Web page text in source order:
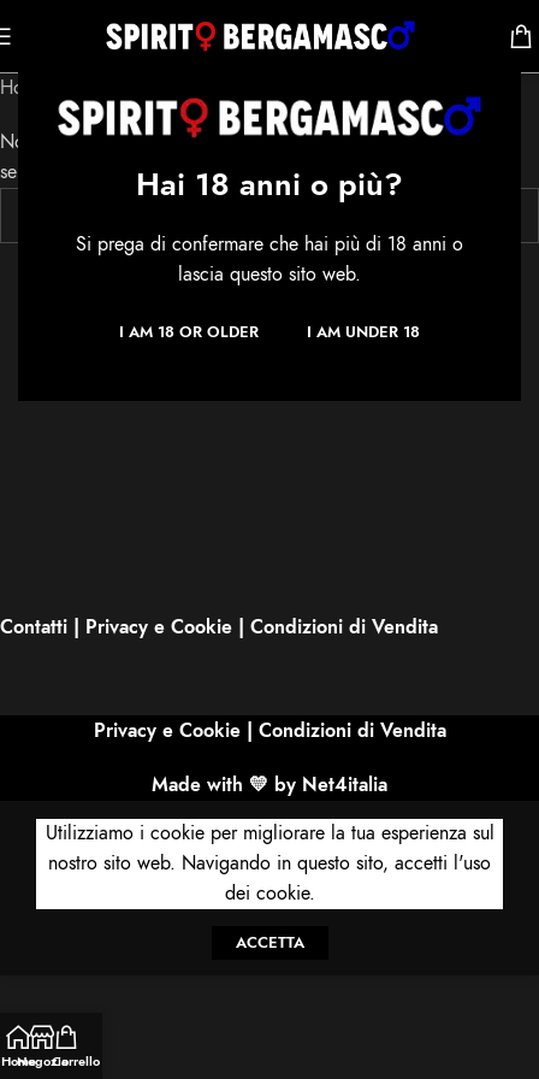
Hai 18 anni o più?
Si prega di confermare che hai più di 18 anni o
lascia questo sito web.
I AM 18 OR OLDER I AM UNDER 18
Home
Non è stato trovato nessun prodotto che corrisponde alla tua
selezione.
Contatti Privacy e Cookie Condizioni di Vendita
Privacy e Cookie Condizioni di Vendita
Made with 💛 by Net4italia
HomeNegozioCarrello
Utilizziamo i cookie per migliorare la tua esperienza sul
nostro sito web. Navigando in questo sito, accetti l'uso
dei cookie.
ACCETTA